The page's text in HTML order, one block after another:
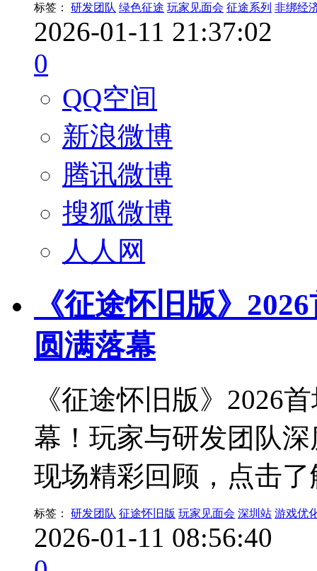
标签： 研发团队 绿色征途 玩家见面会 征途系列 非绑经
2026-01-11 21:37:02
0
QQ空间
新浪微博
腾讯微博
搜狐微博
人人网
《征途怀旧版》
圆满落幕
《征途怀旧版》2026
幕！玩家与研发团队
现场精彩回顾，点击
标签： 研发团队 征途怀旧版 玩家见面会 深圳站 游戏优
2026-01-11 08:56:40